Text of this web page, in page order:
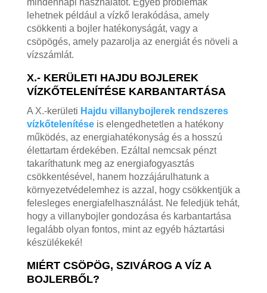
mindennapi használatot. Egyéb problémák
lehetnek például a vízkő lerakódása, amely
csökkenti a bojler hatékonyságát, vagy a
csöpögés, amely pazarolja az energiát és növeli a
vízszámlát.
X.- KERÜLETI HAJDU BOJLEREK
VÍZKŐTELENÍTÉSE KARBANTARTÁSA
A X.-kerületi Hajdu villanybojlerek rendszeres
vízkőtelenítéseis elengedhetetlen a hatékony
működés, az energiahatékonyság és a hosszú
élettartam érdekében. Ezáltal nemcsak pénzt
takaríthatunk meg az energiafogyasztás
csökkentésével, hanem hozzájárulhatunk a
környezetvédelemhez is azzal, hogy csökkentjük a
felesleges energiafelhasználást. Ne feledjük tehát,
hogy a villanybojler gondozása és karbantartása
legalább olyan fontos, mint az egyéb háztartási
készülékeké!
MIÉRT CSÖPÖG, SZIVÁROG A VÍZ A
BOJLERBŐL?